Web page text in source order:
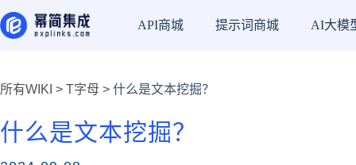
API商城 提示词商城 AI大模
所有WIKI > T字母 > 什么是文本挖掘？
什么是文本挖掘？